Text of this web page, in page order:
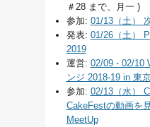
＃28 まで、月一 )
参加: 01/13（土）
発表: 01/26（土）
2019
運営: 02/09 - 02/10
ンジ 2018-19 in 東
参加: 02/13（水）
CakeFestの動画を
MeetUp